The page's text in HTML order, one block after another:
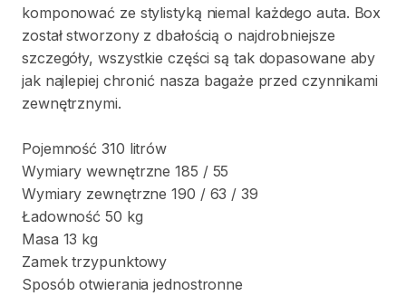
komponować ze stylistyką niemal każdego auta. Box
został stworzony z dbałością o najdrobniejsze
szczegóły​,​ wszystkie części są tak dopasowane aby
jak najlepiej chronić nasza bagaże przed czynnikami
zewnętrznymi.
Pojemność 310 litrów
Wymiary wewnętrzne 185 ​/​ 55
Wymiary zewnętrzne 190 ​/​ 63 ​/​ 39
Ładowność 50 kg
Masa 13 kg
Zamek trzypunktowy
Sposób otwierania jednostronne